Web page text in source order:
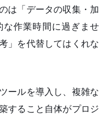
は「データの収集・加
な作業時間に過ぎませ
」を代替してはくれな
ールを導入し、複雑な
すること自体がプロジ